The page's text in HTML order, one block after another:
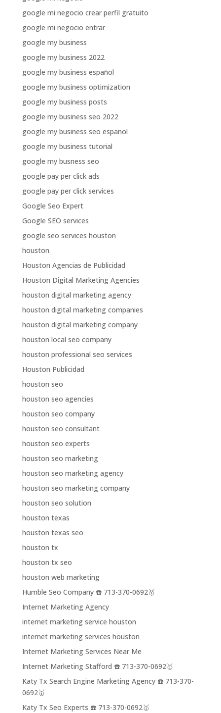
google mi negocio crear perfil gratuito
google mi negocio entrar
google my business
google my business 2022
google my business español
google my business optimization
google my business posts
google my business seo 2022
google my business seo espanol
google my business tutorial
google my busness seo
google pay per click ads
google pay per click services
Google Seo Expert
Google SEO services
google seo services houston
houston
Houston Agencias de Publicidad
Houston Digital Marketing Agencies
houston digital marketing agency
houston digital marketing companies
houston digital marketing company
houston local seo company
houston professional seo services
Houston Publicidad
houston seo
houston seo agencies
houston seo company
houston seo consultant
houston seo experts
houston seo marketing
houston seo marketing agency
houston seo marketing company
houston seo solution
houston texas
houston texas seo
houston tx
houston tx seo
houston web marketing
Humble Seo Company ☎️ 713-370-0692🥇
Internet Marketing Agency
internet marketing service houston
internet marketing services houston
Internet Marketing Services Near Me
Internet Marketing Stafford ☎️ 713-370-0692🥇
Katy Tx Search Engine Marketing Agency ☎️ 713-370-
0692🥇
Katy Tx Seo Experts ☎️ 713-370-0692🥇